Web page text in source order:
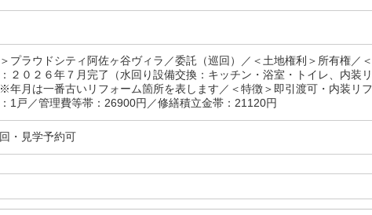
プラウドシティ阿佐ヶ谷ヴィラ／委託（巡回）／＜土地権利＞所有権／
２０２６年７月完了（水回り設備交換：キッチン・浴室・トイレ、内装
年月は一番古いリフォーム箇所を表します／＜特徴＞即引渡可・内装リ
1戸／管理費等帯：26900円／修繕積立金帯：21120円
・見学予約可